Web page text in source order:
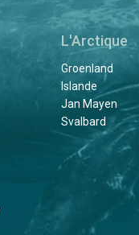
L'Arctique
Groenland
Islande
Jan Mayen
Svalbard